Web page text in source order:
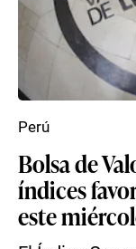
Bolsa de
índices
este
Perú